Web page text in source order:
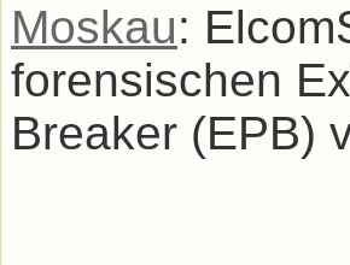
Moskau:
forensischen
Breaker (EPB)